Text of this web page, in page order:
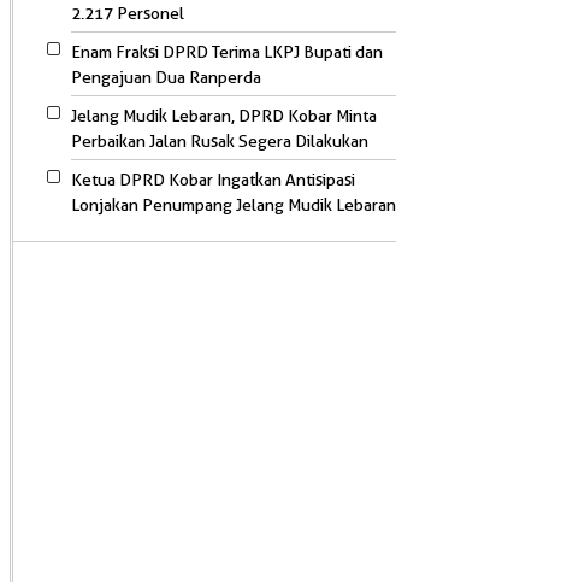
2.217 Personel
Enam Fraksi DPRD Terima LKPJ Bupati dan
Pengajuan Dua Ranperda
Jelang Mudik Lebaran, DPRD Kobar Minta
Perbaikan Jalan Rusak Segera Dilakukan
Ketua DPRD Kobar Ingatkan Antisipasi
Lonjakan Penumpang Jelang Mudik Lebaran